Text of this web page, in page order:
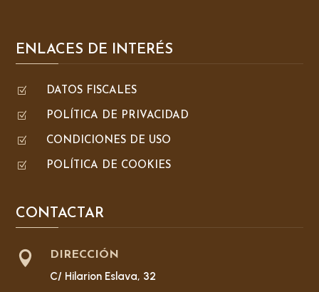
ENLACES DE INTERÉS
Z DATOS FISCALES
Z POLÍTICA DE PRIVACIDAD
Z CONDICIONES DE USO
Z POLÍTICA DE COOKIES
CONTACTAR
 DIRECCIÓN
C/ Hilarion Eslava, 32